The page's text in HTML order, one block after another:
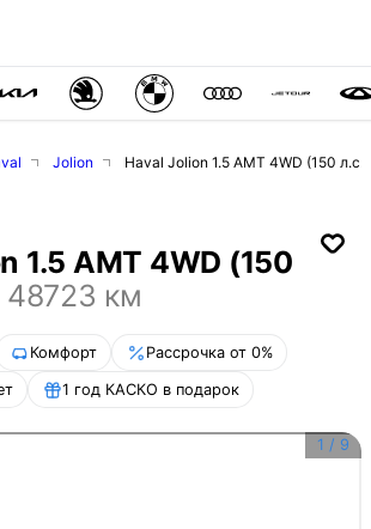
Jolion Haval Jolion 1.5 AMT 4WD (150 л.с.)
1.5 AMT 4WD (150
48723 км
Комфорт Рассрочка от 0%
1 год КАСКО в подарок
1 / 9